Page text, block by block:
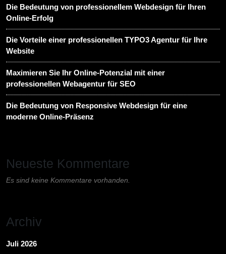
Die Bedeutung von professionellem Webdesign für Ihren
Online-Erfolg
Die Vorteile einer professionellen TYPO3 Agentur für Ihre
Website
Maximieren Sie Ihr Online-Potenzial mit einer
professionellen Webagentur für SEO
Die Bedeutung von Responsive Webdesign für eine
moderne Online-Präsenz
Neueste Kommentare
Es sind keine Kommentare vorhanden.
Archiv
Juli 2026